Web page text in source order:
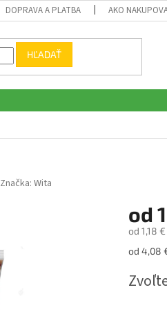
DOPRAVA A PLATBA AKO
HĽADAŤ
Značka: Wita
od
od 1,18 €
od 4,08